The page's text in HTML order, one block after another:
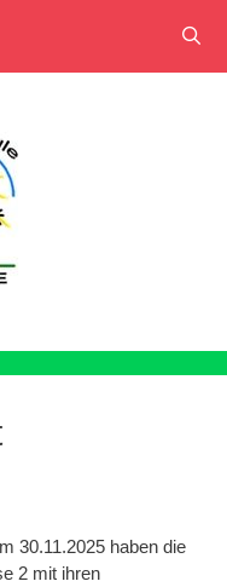
30.11.2025 haben die
2 mit ihren